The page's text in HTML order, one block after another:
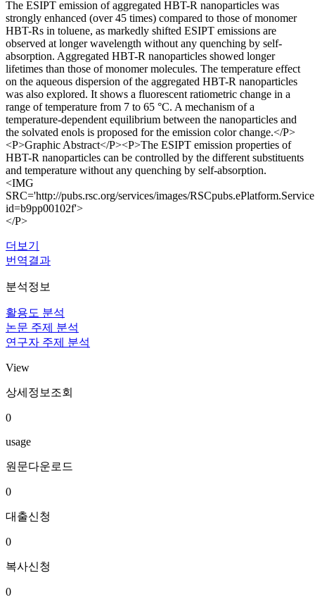
The ESIPT emission of aggregated HBT-R nanoparticles was
strongly enhanced (over 45 times) compared to those of monomer
HBT-Rs in toluene, as markedly shifted ESIPT emissions are
observed at longer wavelength without any quenching by self-
absorption. Aggregated HBT-R nanoparticles showed longer
lifetimes than those of monomer molecules. The temperature effect
on the aqueous dispersion of the aggregated HBT-R nanoparticles
was also explored. It shows a fluorescent ratiometric change in a
range of temperature from 7 to 65 °C. A mechanism of a
temperature-dependent equilibrium between the nanoparticles and
the solvated enols is proposed for the emission color change.</P>
<P>Graphic Abstract</P><P>The ESIPT emission properties of
HBT-R nanoparticles can be controlled by the different substituents
and temperature without any quenching by self-absorption.
<IMG
SRC='http://pubs.rsc.org/services/images/
id=b9pp00102f'>
</P>
더보기
번역결과
분석정보
활용도 분석
논문 주제 분석
연구자 주제 분석
View
상세정보조회
0
usage
원문다운로드
0
대출신청
0
복사신청
0